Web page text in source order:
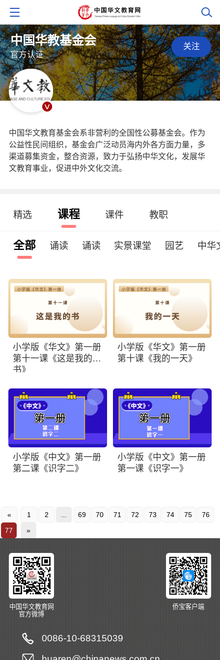
中国华教基金会
官方认证
中国华文教育基金会系非营利的全国性公募基金会。作为
公益性民间组织，基金会广泛动员海内外各方面力量，多
渠道募集资金，整合资源，致力于弘扬中华文化，发展华
文教育事业，促进中外文化交流。
关注
精选 课程 课件 教职
全部 诵读 诵读 实景课堂 园艺 中华
小学版《华文》第一册
第十一课《这是我的
书》
小学版《华文》第一册
第十课《我的一天》
小学版《中文》第一册
第二课《识字二》
小学版《中文》第一册
第一课《识字一》
« 1 2 ... 69 70 71 72 73 74 75
76
77
»
中国华文教育网
官方微博
侨宝客户端
0086-10-68315039